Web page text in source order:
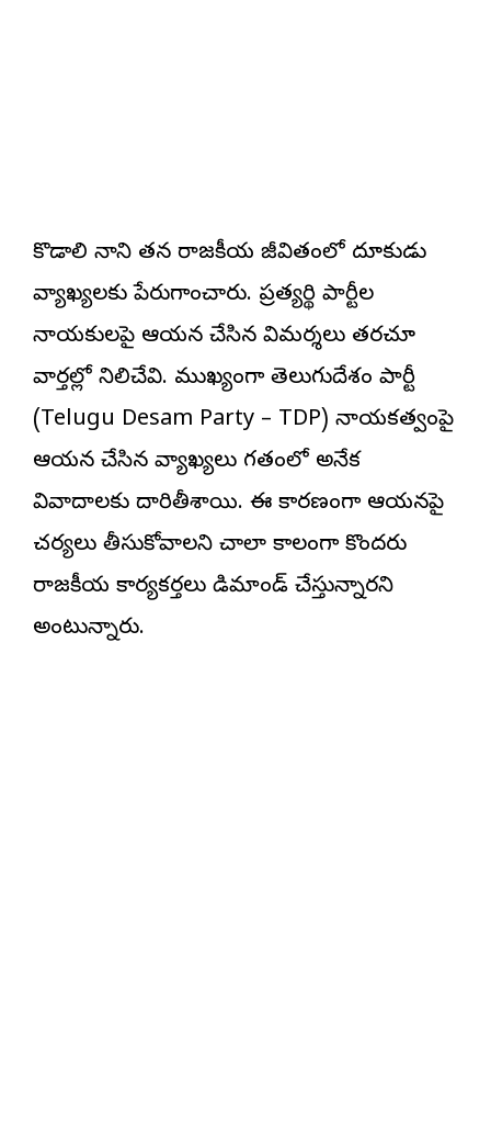
కొడాలి నాని తన రాజకీయ జీవితంలో దూకుడు
వ్యాఖ్యలకు పేరుగాంచారు. ప్రత్యర్థి పార్టీల
నాయకులపై ఆయన చేసిన విమర్శలు తరచూ
వార్తల్లో నిలిచేవి. ముఖ్యంగా తెలుగుదేశం పార్టీ
(Telugu Desam Party – TDP) నాయకత్వంపై
ఆయన చేసిన వ్యాఖ్యలు గతంలో అనేక
వివాదాలకు దారితీశాయి. ఈ కారణంగా ఆయనపై
చర్యలు తీసుకోవాలని చాలా కాలంగా కొందరు
రాజకీయ కార్యకర్తలు డిమాండ్ చేస్తున్నారని
అంటున్నారు.